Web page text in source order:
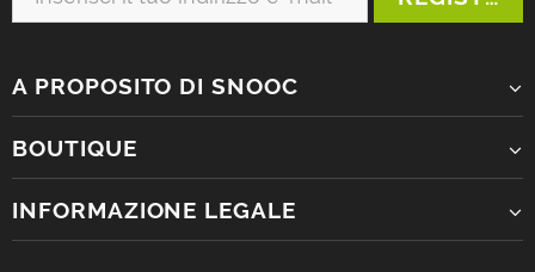
A PROPOSITO DI SNOOC
BOUTIQUE
INFORMAZIONE LEGALE